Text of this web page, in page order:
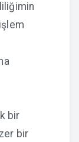
bir
bir